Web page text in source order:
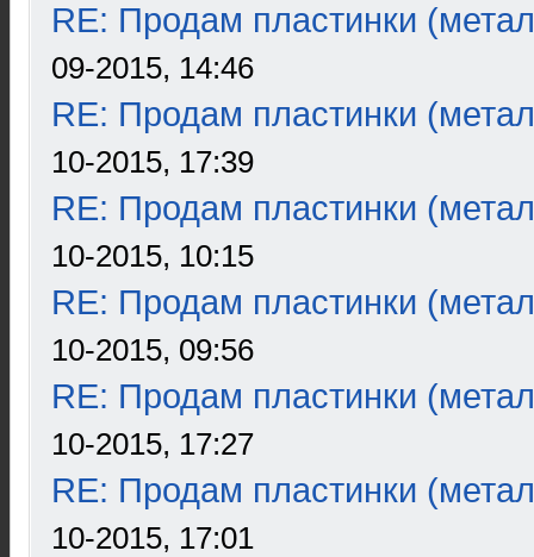
RE: Продам пластинки
09-2015, 14:46
RE: Продам пластинки
10-2015, 17:39
RE: Продам пластинки
10-2015, 10:15
RE: Продам пластинки
10-2015, 09:56
RE: Продам пластинки
10-2015, 17:27
RE: Продам пластинки
10-2015, 17:01